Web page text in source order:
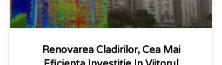
Renovarea Cladirilor, Cea Mai